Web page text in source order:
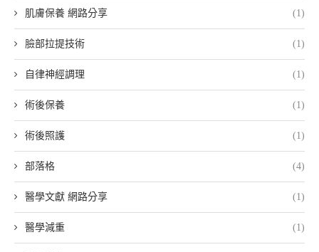
肌膚保養 網路分享 (1)
臉部拉提技術 (1)
自律神經調理 (1)
術後保養 (1)
術後照護 (1)
部落格 (4)
醫學文獻 網路分享 (1)
醫學減重 (1)